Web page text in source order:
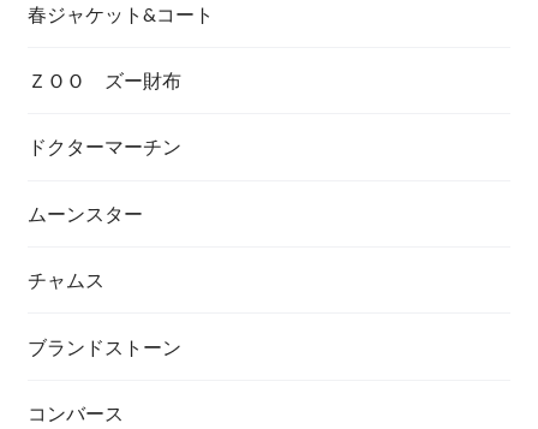
春ジャケット&コート
ＺＯＯ ズー財布
ドクターマーチン
ムーンスター
チャムス
ブランドストーン
コンバース